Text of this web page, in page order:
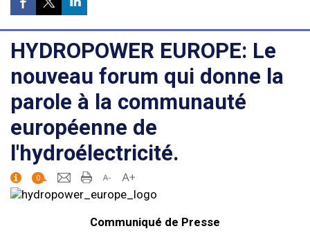
HYDROPOWER EUROPE: Le
nouveau forum qui donne la
parole à la communauté
européenne de
l'hydroélectricité.
0
Communiqué de Presse